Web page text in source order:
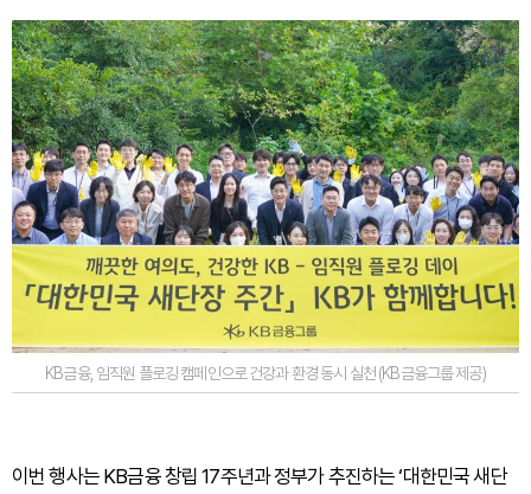
KB금융, 임직원 플로깅 캠페인으로 건강과 환경 동시 실천 (KB금융그룹 제공)
이번 행사는 KB금융 창립 17주년과 정부가 추진하는 ‘대한민국 새단